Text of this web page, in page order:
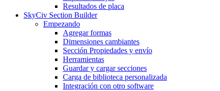
Resultados de placa
SkyCiv Section Builder
Empezando
Agregar formas
Dimensiones cambiantes
Sección Propiedades y envío
Herramientas
Guardar y cargar secciones
Carga de biblioteca personalizada
Integración con otro software